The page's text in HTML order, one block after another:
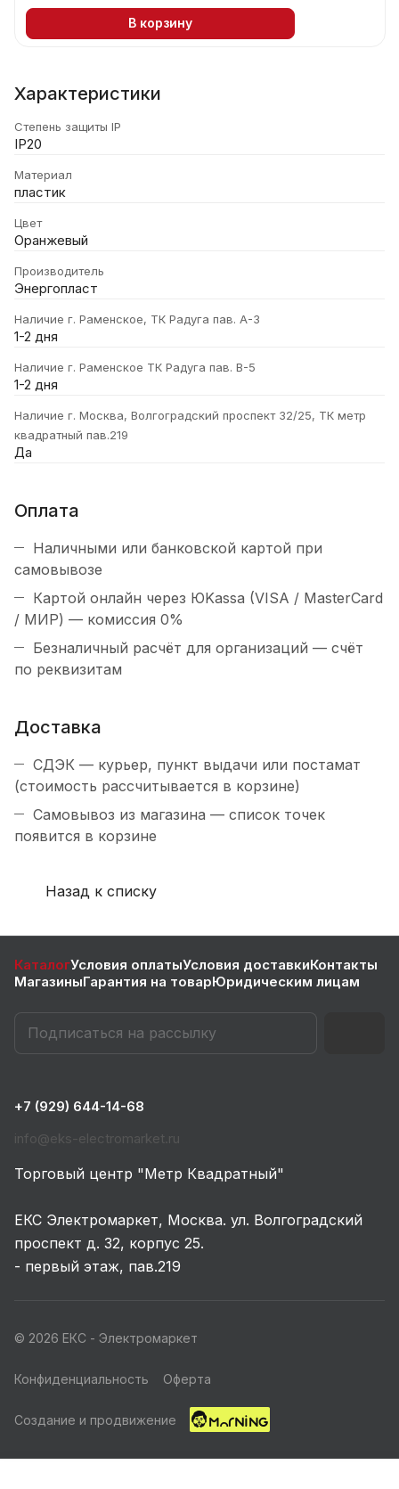
В корзину
Характеристики
Степень защиты IP
IP20
Материал
пластик
Цвет
Оранжевый
Производитель
Энергопласт
Наличие г. Раменское, ТК Радуга пав. А-3
1-2 дня
Наличие г. Раменское ТК Радуга пав. В-5
1-2 дня
Наличие г. Москва, Волгоградский проспект 32/25, ТК метр
квадратный пав.219
Да
Оплата
Наличными или банковской картой при
самовывозе
Картой онлайн через ЮKassa (VISA / MasterCard
/ МИР) — комиссия 0%
Безналичный расчёт для организаций — счёт
по реквизитам
Доставка
СДЭК — курьер, пункт выдачи или постамат
(стоимость рассчитывается в корзине)
Самовывоз из магазина — список точек
появится в корзине
Назад к списку
КаталогУсловия оплатыУсловия доставкиКонтакты
МагазиныГарантия на товарЮридическим лицам
+7 (929) 644-14-68
info@eks-electromarket.ru
Торговый центр "Метр Квадратный"
ЕКС Электромаркет, Москва. ул. Волгоградский
проспект д. 32, корпус 25.
- первый этаж, пав.219
© 2026 ЕКС - Электромаркет
Конфиденциальность Оферта
Создание и продвижение